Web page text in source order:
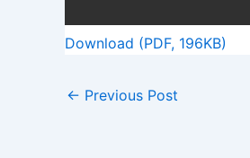
Download (PDF, 196KB)
← Previous Post